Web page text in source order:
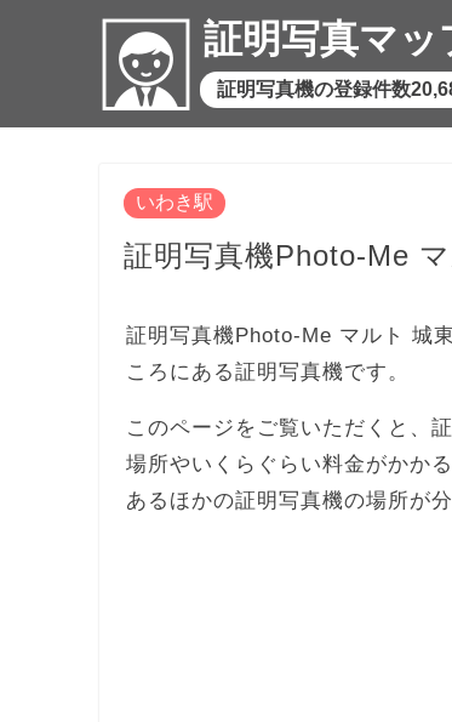
証明写真マッ
証明写真機の登録件数
いわき駅
証明写真機Photo-Me
証明写真機Photo-Me マルト 城
ころにある証明写真機です。
このページをご覧いただくと、
場所やいくらぐらい料金がかか
あるほかの証明写真機の場所が分